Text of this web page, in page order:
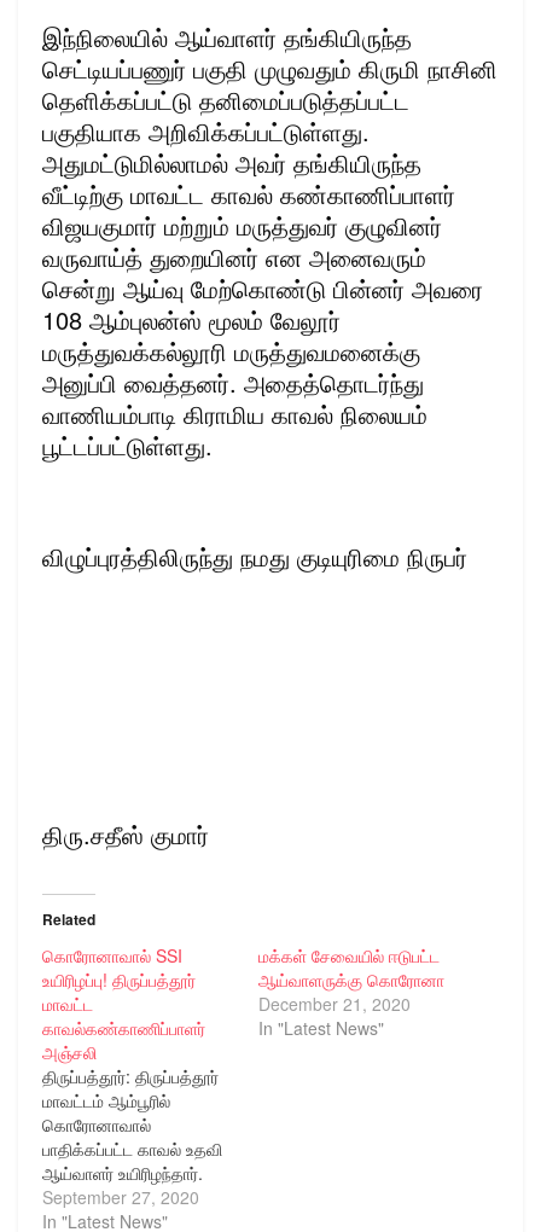
இந்நிலையில் ஆய்வாளர் தங்கியிருந்த
செட்டியப்பணுர் பகுதி முழுவதும் கிருமி நாசினி
தெளிக்கப்பட்டு தனிமைப்படுத்தப்பட்ட
பகுதியாக அறிவிக்கப்பட்டுள்ளது.
அதுமட்டுமில்லாமல் அவர் தங்கியிருந்த
வீட்டிற்கு மாவட்ட காவல் கண்காணிப்பாளர்
விஜயகுமார் மற்றும் மருத்துவர் குழுவினர்
வருவாய்த் துறையினர் என அனைவரும்
சென்று ஆய்வு மேற்கொண்டு பின்னர் அவரை
108 ஆம்புலன்ஸ் மூலம் வேலூர்
மருத்துவக்கல்லூரி மருத்துவமனைக்கு
அனுப்பி வைத்தனர். அதைத்தொடர்ந்து
வாணியம்பாடி கிராமிய காவல் நிலையம்
பூட்டப்பட்டுள்ளது.
விழுப்புரத்திலிருந்து நமது குடியுரிமை நிருபர்
திரு.சதீஸ் குமார்
Related
கொரோனாவால் SSI
உயிரிழப்பு! திருப்பத்தூர்
மாவட்ட
காவல்கண்காணிப்பாளர்
அஞ்சலி
திருப்பத்தூர்: திருப்பத்தூர்
மாவட்டம் ஆம்பூரில்
கொரோனாவால்
பாதிக்கப்பட்ட காவல் உதவி
ஆய்வாளர் உயிரிழந்தார்.
இவரின் உடலுக்கு மாவட்ட
காவல்துறை
September 27, 2020
In "Latest News"
மக்கள் சேவையில் ஈடுபட்ட
ஆய்வாளருக்கு கொரோனா
December 21, 2020
In "Latest News"